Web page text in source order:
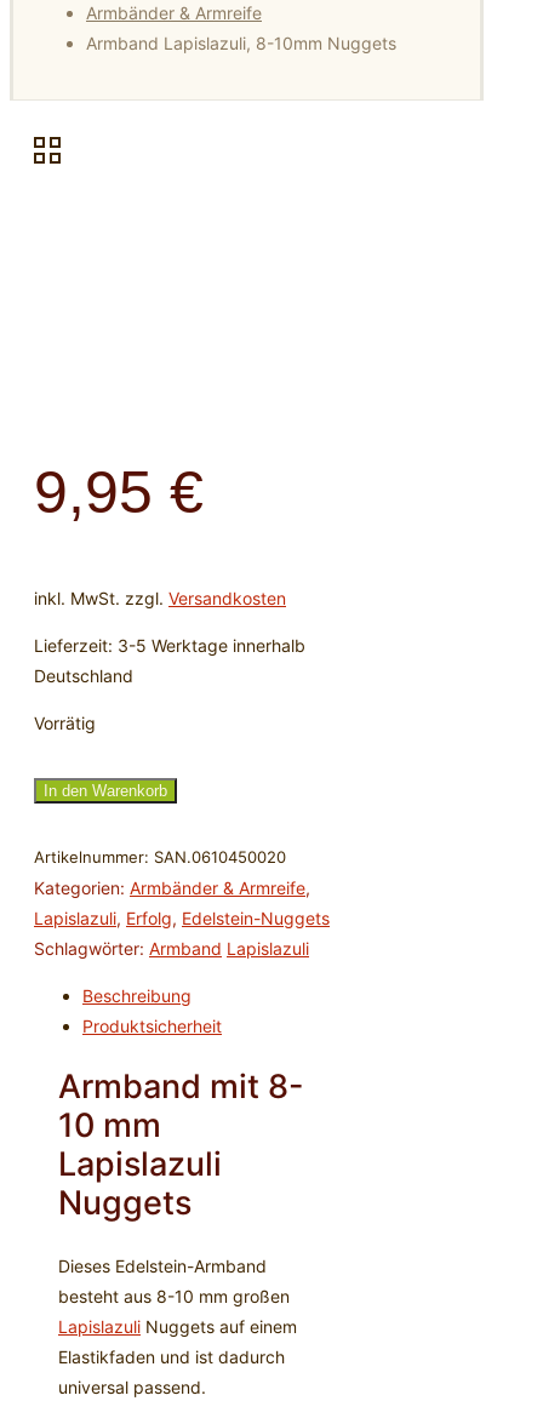
Armbänder & Armreife
Armband Lapislazuli, 8-10mm Nuggets
9,95 €
inkl. MwSt. zzgl. Versandkosten
Lieferzeit: 3-5 Werktage innerhalb
Deutschland
Vorrätig
Armband
8-
10mm
Nuggets
Menge
In den Warenkorb
Artikelnummer: SAN.0610450020
Kategorien: Armbänder & Armreife,
Lapislazuli, Erfolg, Edelstein-Nuggets
Schlagwörter: Armband Lapislazuli
Beschreibung
Produktsicherheit
Armband mit 8-
10 mm
Lapislazuli
Nuggets
Dieses Edelstein-Armband
besteht aus 8-10 mm großen
Lapislazuli Nuggets auf einem
Elastikfaden und ist dadurch
universal passend.